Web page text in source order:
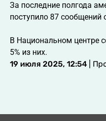
За последние полгода
поступило 87
В Национальном центре
5% из них.
19 июля 2025, 12:54 |